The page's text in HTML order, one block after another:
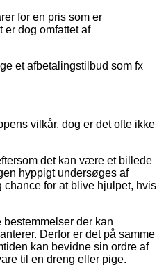
for en pris som er
dog omfattet af
et afbetalingstilbud som fx
vilkår, dog er det ofte ikke
det kan være et billede
hyppigt undersøges af
for at blive hjulpet, hvis
der kan
Derfor er det på samme
kan bevidne sin ordre af
til en dreng eller pige.